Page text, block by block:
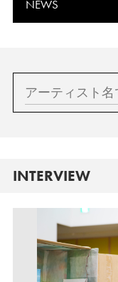
NEWS
INTERVIEW